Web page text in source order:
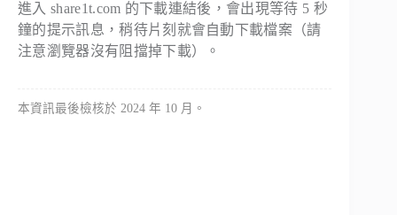
進入 share1t.com 的下載連結後，會出現等待 5 秒
鐘的提示訊息，稍待片刻就會自動下載檔案（請
注意瀏覽器沒有阻擋掉下載）。
本資訊最後檢核於 2024 年 10 月。